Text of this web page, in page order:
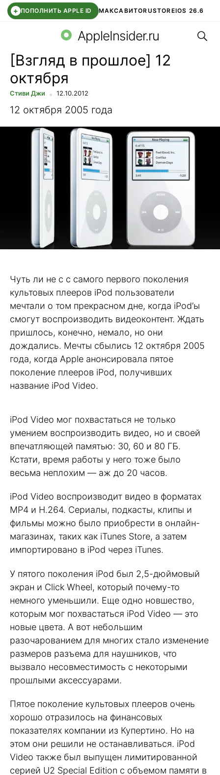
+ ПОПОЛНИТЬ APPLE ID МАКСАВИТОRUSTOREIOS 26.6
СБЕР КИДС ВТБ ОНЛАЙН ЧАТ В ROBLOX
AppleInsider.ru
[Взгляд в прошлое] 12
октября
Стиви Джи 12.10.2012
12 октября 2005 года
Чуть ли не с с самого первого поколения
культовых плееров iPod пользователи
мечтали о том прекрасном дне, когда iPod’ы
смогут воспроизводить видеоконтент. Ждать
пришлось, конечно, немало, но они
дождались. Мечты сбылись 12 октября 2005
года, когда Apple анонсировала пятое
поколение плееров iPod, получивших
название iPod Video.
iPod Video мог похвастаться не только
умением воспроизводить видео, но и своей
впечатляющей памятью: 30, 60 и 80 ГБ.
Кстати, время работы у него тоже было
весьма неплохим — аж до 20 часов.
iPod Video воспроизводит видео в форматах
MP4 и H.264. Сериалы, подкасты, клипы и
фильмы можно было приобрести в онлайн-
магазинах, таких как iTunes Store, а затем
импортировано в iPod через iTunes.
У пятого поколения iPod был 2,5-дюймовый
экран и Click Wheel, который почему-то
немного уменьшили. Еще одно новшество,
которым мог похвастаться iPod Video — это
новые цвета. А вот небольшим
разочарованием для многих стало изменение
размеров разъема для наушников, что
вызвало несовместимость с некоторыми
прошлыми аксессуарами.
Пятое поколение культовых плееров очень
хорошо отразилось на финансовых
показателях компании из Купертино. Но на
этом они решили не останавливаться. iPod
Video также был выпущен лимитированной
серией U2 Special Edition с объемом памяти в